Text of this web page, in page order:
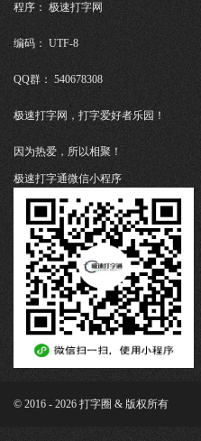
程序： 极速打字网
编码： UTF-8
QQ群： 540678308
极速打字网，打字爱好者乐园！
因为热爱，所以相聚！
极速打字通微信小程序
© 2016 - 2026 打字圈 & 版权所有